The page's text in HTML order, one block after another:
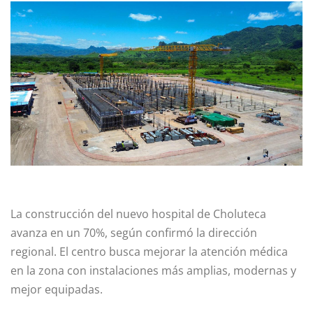
La construcción del nuevo hospital de Choluteca
avanza en un 70%, según confirmó la dirección
regional. El centro busca mejorar la atención médica
en la zona con instalaciones más amplias, modernas y
mejor equipadas.